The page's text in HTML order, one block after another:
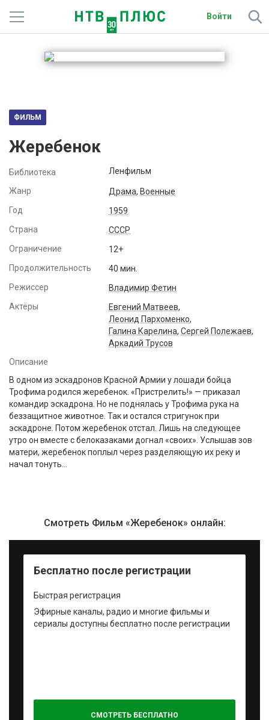
Войти
Телеканалы
Спутниковым абонентам
О сайте
Активировать промокод
ФИЛЬМ
Жеребенок
Библиотека Ленфильм
Жанр Драма, Военные
Год
1959
Страна
СССР
Ограничение
12+
Продолжительность
40 мин.
Режиссер
Владимир Фетин
Актёры
Евгений Матвеев,
Леонид Пархоменко,
Галина Карелина, Сергей Полежаев,
Аркадий Трусов
Описание
В одном из эскадронов Красной Армии у лошади бойца
Трофима родился жеребенок. «Пристрелить!» — приказал
командир эскадрона. Но не поднялась у Трофима рука на
беззащитное животное. Так и остался стригунок при
эскадроне. Потом жеребенок отстал. Лишь на следующее
утро он вместе с белоказаками догнал «своих». Услышав зов
матери, жеребенок поплыл через разделяющую их реку и
начал тонуть...
Смотреть Фильм «Жеребенок» онлайн:
Бесплатно после регистрации
Быстрая регистрация
Эфирные каналы, радио и многие фильмы и
сериалы доступны бесплатно после регистрации
СМОТРЕТЬ БЕСПЛАТНО